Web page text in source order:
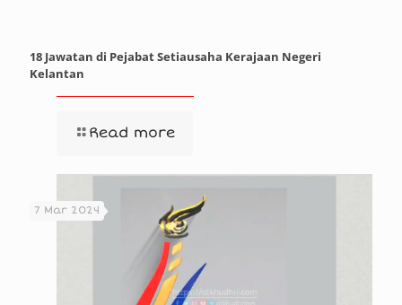
18 Jawatan di Pejabat Setiausaha Kerajaan Negeri
Kelantan
Read more
7 Mar 2024